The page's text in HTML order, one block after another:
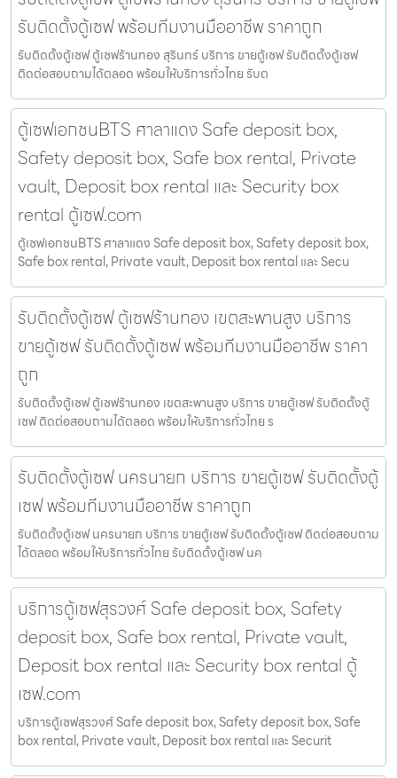
รับติดตั้งตู้เซฟ พร้อมทีมงานมืออาชีพ ราคาถูก
รับติดตั้งตู้เซฟ ตู้เซฟร้านทอง สุรินทร์ บริการ ขายตู้เซฟ รับติดตั้งตู้เซฟ
ติดต่อสอบถามได้ตลอด พร้อมให้บริการทั่วไทย รับต
ตู้เซฟเอกชนBTS ศาลาแดง Safe deposit box,
Safety deposit box, Safe box rental, Private
vault, Deposit box rental และ Security box
rental ตู้เซฟ.com
ตู้เซฟเอกชนBTS ศาลาแดง Safe deposit box, Safety deposit box,
Safe box rental, Private vault, Deposit box rental และ Secu
รับติดตั้งตู้เซฟ ตู้เซฟร้านทอง เขตสะพานสูง บริการ
ขายตู้เซฟ รับติดตั้งตู้เซฟ พร้อมทีมงานมืออาชีพ ราคา
ถูก
รับติดตั้งตู้เซฟ ตู้เซฟร้านทอง เขตสะพานสูง บริการ ขายตู้เซฟ รับติดตั้งตู้
เซฟ ติดต่อสอบถามได้ตลอด พร้อมให้บริการทั่วไทย ร
รับติดตั้งตู้เซฟ นครนายก บริการ ขายตู้เซฟ รับติดตั้งตู้
เซฟ พร้อมทีมงานมืออาชีพ ราคาถูก
รับติดตั้งตู้เซฟ นครนายก บริการ ขายตู้เซฟ รับติดตั้งตู้เซฟ ติดต่อสอบถาม
ได้ตลอด พร้อมให้บริการทั่วไทย รับติดตั้งตู้เซฟ นค
บริการตู้เซฟสุรวงศ์ Safe deposit box, Safety
deposit box, Safe box rental, Private vault,
Deposit box rental และ Security box rental ตู้
เซฟ.com
บริการตู้เซฟสุรวงศ์ Safe deposit box, Safety deposit box, Safe
box rental, Private vault, Deposit box rental และ Securit